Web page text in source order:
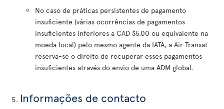
No caso de práticas persistentes de pagamento
insuficiente (várias ocorrências de pagamentos
insuficientes inferiores a CAD $5,00 ou equivalente na
moeda local) pelo mesmo agente da IATA, a Air Transat
reserva-se o direito de recuperar esses pagamentos
insuficientes através do envio de uma ADM global.
Informações de contacto